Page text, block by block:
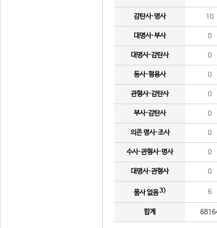
감탄사·명사 10
대명사·부사 0
대명사·감탄사 0
동사·형용사 0
관형사·감탄사 0
부사·감탄사 0
의존 명사·조사 0
수사·관형사·명사 0
대명사·관형사 0
품사 없음3) 6
합계